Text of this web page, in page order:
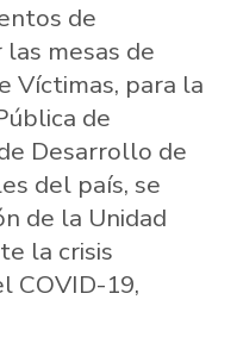
de
mesas de
Víctimas, para la
de
Desarrollo de
del país, se
de la Unidad
la crisis
COVID-19,